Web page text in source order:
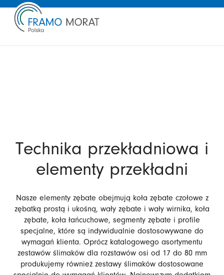
Technika przekładniowa i
elementy przekładni
Nasze elementy zębate obejmują koła zębate czołowe z
zębatką prostą i ukośną, wały zębate i wały wirnika, koła
zębate, koła łańcuchowe, segmenty zębate i profile
specjalne, które są indywidualnie dostosowywane do
wymagań klienta. Oprócz katalogowego asortymentu
zestawów ślimaków dla rozstawów osi od 17 do 80 mm
produkujemy również zestawy ślimaków dostosowane